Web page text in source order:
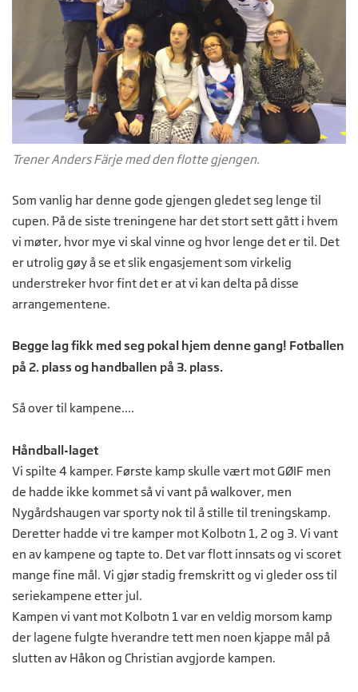
Trener Anders Färje med den flotte gjengen.
Som vanlig har denne gode gjengen gledet seg lenge til
cupen. På de siste treningene har det stort sett gått i hvem
vi møter, hvor mye vi skal vinne og hvor lenge det er til. Det
er utrolig gøy å se et slik engasjement som virkelig
understreker hvor fint det er at vi kan delta på disse
arrangementene.
Begge lag fikk med seg pokal hjem denne gang! Fotballen
på 2. plass og handballen på 3. plass.
Så over til kampene....
Håndball-laget
Vi spilte 4 kamper. Første kamp skulle vært mot GØIF men
de hadde ikke kommet så vi vant på walkover, men
Nygårdshaugen var sporty nok til å stille til treningskamp.
Deretter hadde vi tre kamper mot Kolbotn 1, 2 og 3. Vi vant
en av kampene og tapte to. Det var flott innsats og vi scoret
mange fine mål. Vi gjør stadig fremskritt og vi gleder oss til
seriekampene etter jul.
Kampen vi vant mot Kolbotn 1 var en veldig morsom kamp
der lagene fulgte hverandre tett men noen kjappe mål på
slutten av Håkon og Christian avgjorde kampen.